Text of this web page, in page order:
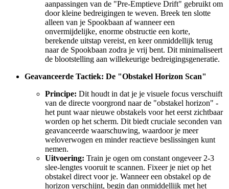
aanpassingen van de "Pre-Emptieve Drift" gebruikt om
door kleine bedreigingen te weven. Breek ten slotte
alleen van je Spookbaan af wanneer een
onvermijdelijke, enorme obstructie een korte,
berekende uitstap vereist, en keer onmiddellijk terug
naar de Spookbaan zodra je vrij bent. Dit minimaliseert
de blootstelling aan willekeurige bedreigingsgeneratie.
Geavanceerde Tactiek: De "Obstakel Horizon Scan"
Principe: Dit houdt in dat je je visuele focus verschuift
van de directe voorgrond naar de "obstakel horizon" -
het punt waar nieuwe obstakels voor het eerst zichtbaar
worden op het scherm. Dit biedt cruciale seconden van
geavanceerde waarschuwing, waardoor je meer
weloverwogen en minder reactieve beslissingen kunt
nemen.
Uitvoering: Train je ogen om constant ongeveer 2-3
slee-lengtes vooruit te scannen. Fixeer je niet op het
obstakel direct voor je. Wanneer een obstakel op de
horizon verschijnt, begin dan onmiddellijk met het